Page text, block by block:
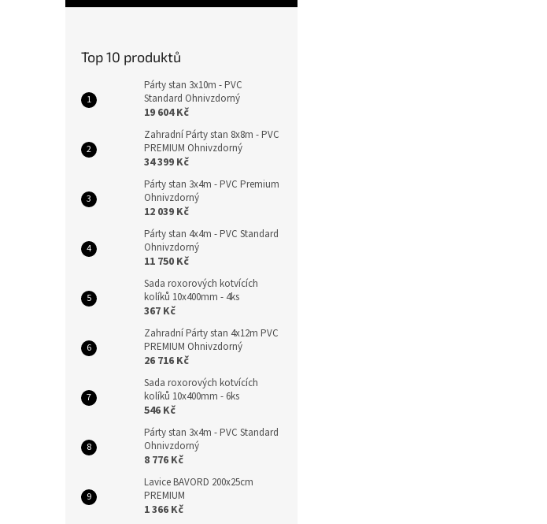
Top 10 produktů
Párty stan 3x10m - PVC
Standard Ohnivzdorný
19 604 Kč
Zahradní Párty stan 8x8m - PVC
PREMIUM Ohnivzdorný
34 399 Kč
Párty stan 3x4m - PVC Premium
Ohnivzdorný
12 039 Kč
Párty stan 4x4m - PVC Standard
Ohnivzdorný
11 750 Kč
Sada roxorových kotvících
kolíků 10x400mm - 4ks
367 Kč
Zahradní Párty stan 4x12m PVC
PREMIUM Ohnivzdorný
26 716 Kč
Sada roxorových kotvících
kolíků 10x400mm - 6ks
546 Kč
Párty stan 3x4m - PVC Standard
Ohnivzdorný
8 776 Kč
Lavice BAVORD 200x25cm
PREMIUM
1 366 Kč